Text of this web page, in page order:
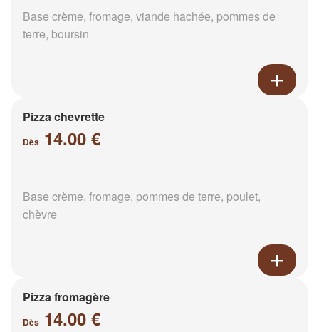
Base crème, fromage, viande hachée, pommes de
terre, boursin
Pizza chevrette
Dès 14.00 €
Base crème, fromage, pommes de terre, poulet,
chèvre
Pizza fromagère
Dès 14.00 €